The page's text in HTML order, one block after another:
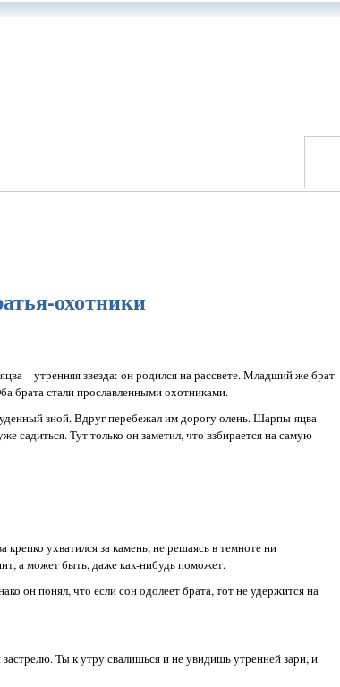
охотники
– утренняя звезда: он родился на рассвете. Младший же брат
брата стали прославленными охотниками.
зной. Вдруг перебежал им дорогу олень. Шарпы-яцва
садиться. Тут только он заметил, что взбирается на самую
ухватился за камень, не решаясь в темноте ни
а может быть, даже как-нибудь поможет.
он понял, что если сон одолеет брата, тот не удержится на
Ты к утру свалишься и не увидишь утренней зари, и